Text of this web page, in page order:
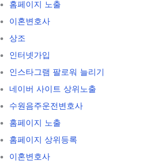
홈페이지 노출
이혼변호사
상조
인터넷가입
인스타그램 팔로워 늘리기
네이버 사이트 상위노출
수원음주운전변호사
홈페이지 노출
홈페이지 상위등록
이혼변호사